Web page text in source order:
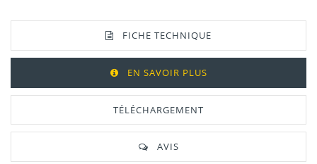
FICHE TECHNIQUE
EN SAVOIR PLUS
TÉLÉCHARGEMENT
AVIS